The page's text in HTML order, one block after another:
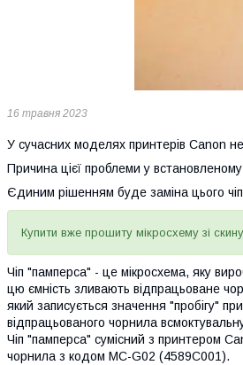
16 травня 2023
У сучасних моделях принтерів Canon
Причина цієї проблеми у
Єдиним рішенням буде заміна цього
Купити вже прошиту мікросхему зі
Чіп "памперса" - це мікросхема, яку
цю ємність зливають відпрацьоване
який записується значення "пробігу"
відпрацьованого чорнила
Чіп "памперса" сумісний з принтером
чорнила з кодом MC-G02 (4589C001).